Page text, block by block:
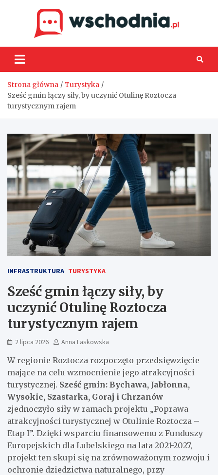
Strona główna
Turystyka
Sześć gmin łączy siły, by uczynić Otulinę Roztocza
turystycznym rajem
INFRASTRUKTURA TURYSTYKA
Sześć gmin łączy siły, by
uczynić Otulinę Roztocza
turystycznym rajem
2 lipca 2026 Anna Laskowska
W regionie Roztocza rozpoczęto przedsięwzięcie
mające na celu wzmocnienie jego atrakcyjności
turystycznej. Sześć gmin: Bychawa, Jabłonna,
Wysokie, Szastarka, Goraj i Chrzanów
zjednoczyło siły w ramach projektu „Poprawa
atrakcyjności turystycznej w Otulinie Roztocza –
Etap I”. Dzięki wsparciu finansowemu z Funduszy
Europejskich dla Lubelskiego na lata 2021-2027,
projekt ten skupi się na zrównoważonym rozwoju i
ochronie dziedzictwa naturalnego, przy